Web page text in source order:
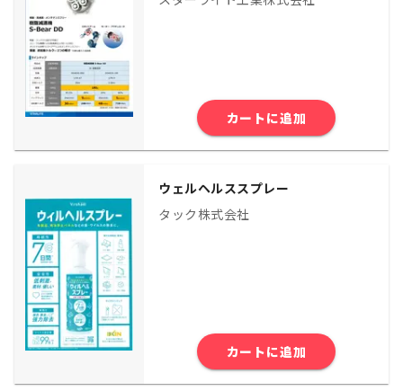
カートに追加
ウェルヘルススプレー
タック株式会社
カートに追加